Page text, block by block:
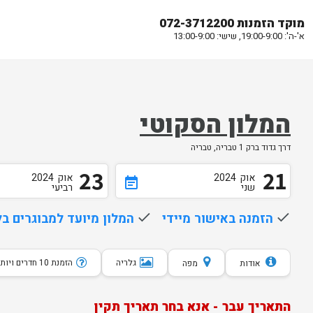
מוקד הזמנות 072-3712200
א'-ה': 19:00-9:00, שישי: 13:00-9:00
המלון הסקוטי
דרך גדוד ברק 1 טבריה, טבריה
event_note 21 אוק 2024
שני 23 אוק 2024
רביעי
done הזמנה באישור מיידי done המלון מיועד למבוגרים בלבד
אודות מפה גלריה הזמנת 10 חדרים ויותר
התאריך עבר - אנא בחר תאריך תקין